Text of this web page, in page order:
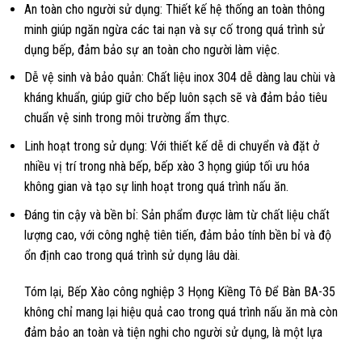
An toàn cho người sử dụng: Thiết kế hệ thống an toàn thông
minh giúp ngăn ngừa các tai nạn và sự cố trong quá trình sử
dụng bếp, đảm bảo sự an toàn cho người làm việc.
Dễ vệ sinh và bảo quản: Chất liệu inox 304 dễ dàng lau chùi và
kháng khuẩn, giúp giữ cho bếp luôn sạch sẽ và đảm bảo tiêu
chuẩn vệ sinh trong môi trường ẩm thực.
Linh hoạt trong sử dụng: Với thiết kế dễ di chuyển và đặt ở
nhiều vị trí trong nhà bếp, bếp xào 3 họng giúp tối ưu hóa
không gian và tạo sự linh hoạt trong quá trình nấu ăn.
Đáng tin cậy và bền bỉ: Sản phẩm được làm từ chất liệu chất
lượng cao, với công nghệ tiên tiến, đảm bảo tính bền bỉ và độ
ổn định cao trong quá trình sử dụng lâu dài.
Tóm lại, Bếp Xào công nghiệp 3 Họng Kiềng Tô Để Bàn BA-35
không chỉ mang lại hiệu quả cao trong quá trình nấu ăn mà còn
đảm bảo an toàn và tiện nghi cho người sử dụng, là một lựa